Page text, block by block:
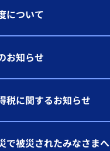
について
お知らせ
税に関するお知らせ
で被災されたみなさまへ